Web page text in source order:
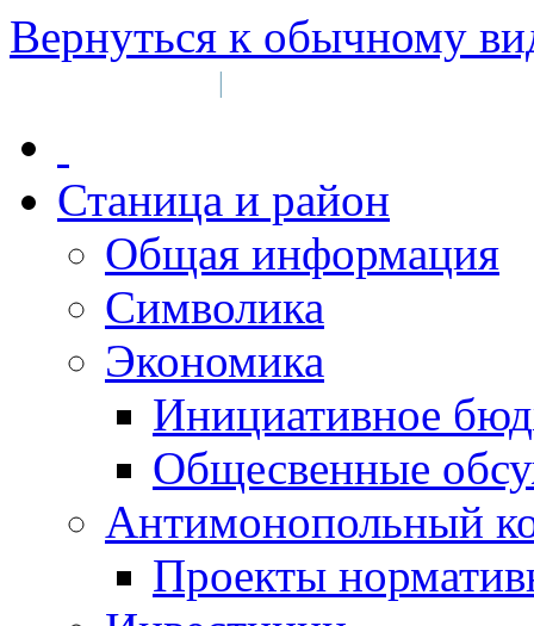
Вернуться к обычному
|
Станица и район
Общая информация
Символика
Экономика
Инициативное
Общесвенные
Антимонопольный
Проекты